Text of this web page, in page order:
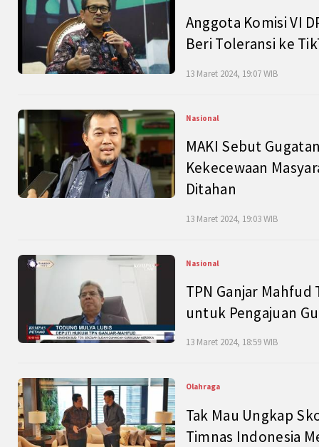
Anggota Komisi VI
Beri Toleransi ke
13 Maret 2024, 19:07 WIB
Nasional
MAKI Sebut
Kekecewaan
Ditahan
13 Maret 2024, 19:03 WIB
Nasional
TPN Ganjar
untuk Pengajuan
13 Maret 2024, 18:59 WIB
Olahraga
Tak Mau Ungkap
Timnas Indonesia